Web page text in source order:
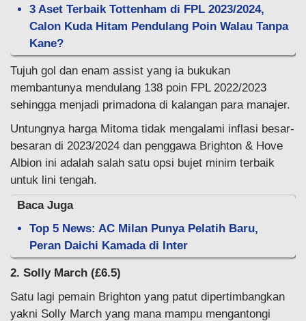
3 Aset Terbaik Tottenham di FPL 2023/2024,
Calon Kuda Hitam Pendulang Poin Walau Tanpa
Kane?
Tujuh gol dan enam assist yang ia bukukan
membantunya mendulang 138 poin FPL 2022/2023
sehingga menjadi primadona di kalangan para manajer.
Untungnya harga Mitoma tidak mengalami inflasi besar-
besaran di 2023/2024 dan penggawa Brighton & Hove
Albion ini adalah salah satu opsi bujet minim terbaik
untuk lini tengah.
Baca Juga
Top 5 News: AC Milan Punya Pelatih Baru,
Peran Daichi Kamada di Inter
2. Solly March (£6.5)
Satu lagi pemain Brighton yang patut dipertimbangkan
yakni Solly March yang mana mampu mengantongi